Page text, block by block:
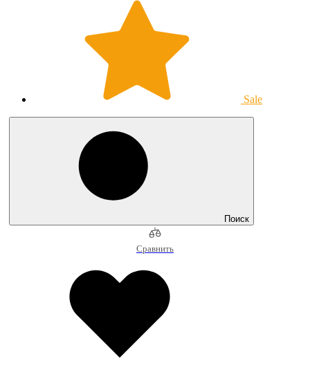
Sale
Поиск
Сравнить